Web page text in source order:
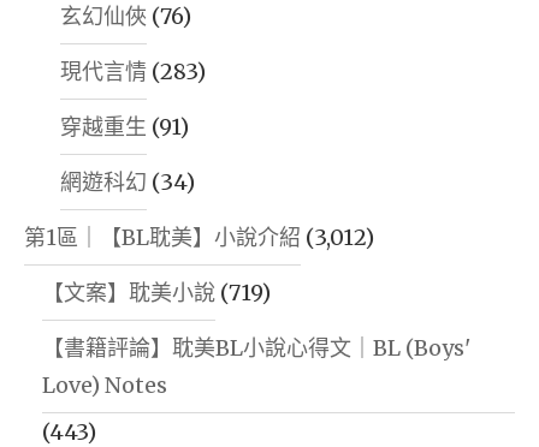
玄幻仙俠 (76)
現代言情 (283)
穿越重生 (91)
網遊科幻 (34)
第1區｜【BL耽美】小說介紹 (3,012)
【文案】耽美小說 (719)
【書籍評論】耽美BL小說心得文｜BL (Boys'
Love) Notes
(443)